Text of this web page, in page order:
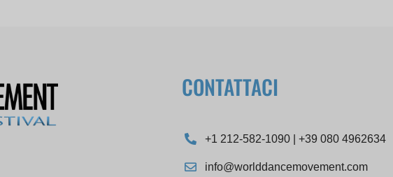
CONTATTACI
+1 212-582-1090 | +39 080 4962634
info@worlddancemovement.com